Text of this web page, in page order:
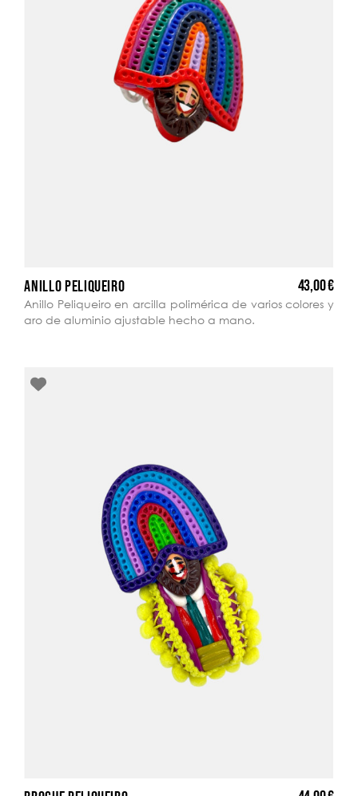
ANILLO PELIQUEIRO 43,00 €
Anillo Peliqueiro en arcilla polimérica de varios colores y
aro de aluminio ajustable hecho a mano.